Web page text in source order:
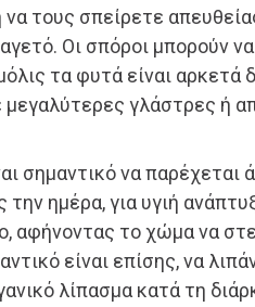
τους σπείρετε
Οι σπόροι μπορούν
τα φυτά είναι αρκετά
γλάστρες ή
σημαντικό να παρέχεται
ημέρα, για υγιή
αφήνοντας το χώμα να
είναι επίσης, να
λίπασμα κατά τη